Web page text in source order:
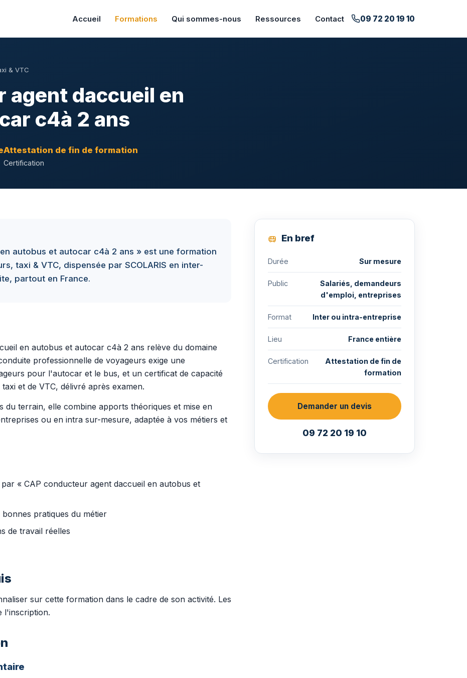
Accueil Formations Qui sommes-nous Ressources Contact 09 72 20 19 10
& VTC
agent daccueil en
c4à 2 ans
Attestation de fin de formation
Certification
autobus et autocar c4à 2 ans » est une formation
taxi & VTC, dispensée par SCOLARIS en inter-
partout en France.
en autobus et autocar c4à 2 ans relève du domaine
professionnelle de voyageurs exige une
pour l'autocar et le bus, et un certificat de capacité
et de VTC, délivré après examen.
du terrain, elle combine apports théoriques et mise en
ou en intra sur-mesure, adaptée à vos métiers et
« CAP conducteur agent daccueil en autobus et
pratiques du métier
de travail réelles
sur cette formation dans le cadre de son activité. Les
l'inscription.
En bref
Durée Sur mesure
Public
Salariés, demandeurs
d'emploi, entreprises
Format Inter ou intra-entreprise
Lieu France entière
Certification
Attestation de fin de
formation
Demander un devis
09 72 20 19 10